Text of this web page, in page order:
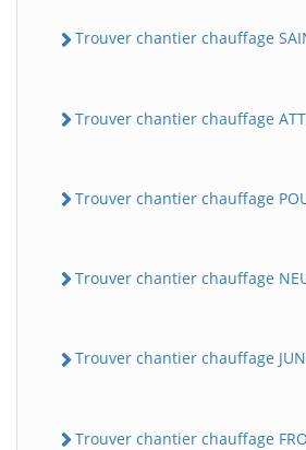
Trouver chantier chauffage
Trouver chantier chauffage
Trouver chantier chauffage
Trouver chantier chauffage
Trouver chantier chauffage
Trouver chantier chauffage